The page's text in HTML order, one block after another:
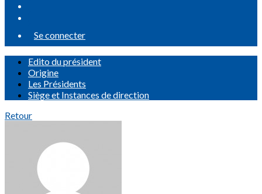
Se connecter
Edito du président
Origine
Les Présidents
Siège et Instances de direction
Retour